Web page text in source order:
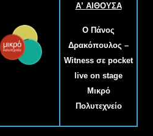
A’ ΑΙΘΟΥΣΑ
Ο Πάνος
Δρακόπουλος –
Witness σε pocket
live on stage
Μικρό
Πολυτεχνείο